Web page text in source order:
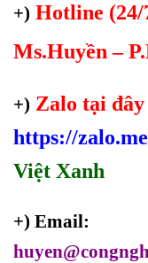
+) Hotline (24/
Ms.Huyền –
+) Zalo tại
https://
Việt Xanh
+) Email: